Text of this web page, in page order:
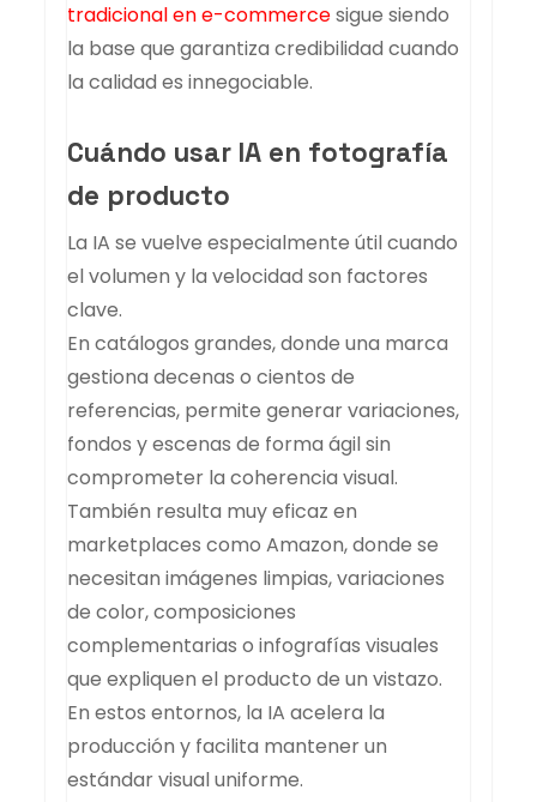
tradicional en e-commercesigue siendo
la base que garantiza credibilidad cuando
la calidad es innegociable.
Cuándo usar IA en fotografía
de producto
La IA se vuelve especialmente útil cuando
el volumen y la velocidad son factores
clave.
En catálogos grandes, donde una marca
gestiona decenas o cientos de
referencias, permite generar variaciones,
fondos y escenas de forma ágil sin
comprometer la coherencia visual.
También resulta muy eficaz en
marketplaces como Amazon, donde se
necesitan imágenes limpias, variaciones
de color, composiciones
complementarias o infografías visuales
que expliquen el producto de un vistazo.
En estos entornos, la IA acelera la
producción y facilita mantener un
estándar visual uniforme.